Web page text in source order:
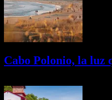
Cabo Polonio, la luz